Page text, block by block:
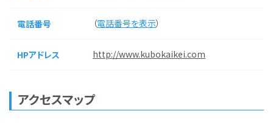
電話番号 （電話番号を表示）
HPアドレス http://www.kubokaikei.com
アクセスマップ